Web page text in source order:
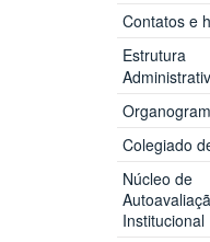
Contatos e
Estrutura
Colegiado
Núcleo de
Institucional